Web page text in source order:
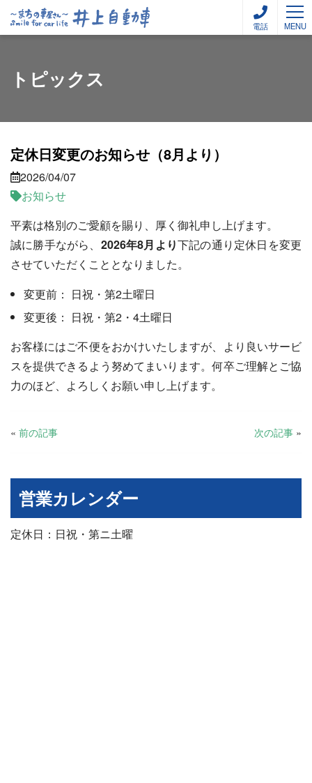
電話 MENU
トピックス
定休日変更のお知らせ（8月より）
2026/04/07
お知らせ
平素は格別のご愛顧を賜り、厚く御礼申し上げます。
誠に勝手ながら、 2026年8月より下記の通り定休日を変更
させていただくこととなりました。
変更前： 日祝・第2土曜日
変更後： 日祝・第2・4土曜日
お客様にはご不便をおかけいたしますが、より良いサービ
スを提供できるよう努めてまいります。何卒ご理解とご協
力のほど、よろしくお願い申し上げます。
« 前の記事 次の記事 »
営業カレンダー
定休日：日祝・第ニ土曜